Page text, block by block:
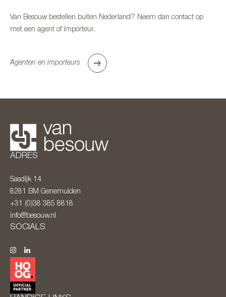
Van Besouw bestellen buiten Nederland? Neem dan contact op
met een agent of importeur.
Agenten en importeurs
ADRES
Sasdijk 14
8281 BM Genemuiden
+31 (0)38 385 8818
info@besouw.nl
SOCIALS